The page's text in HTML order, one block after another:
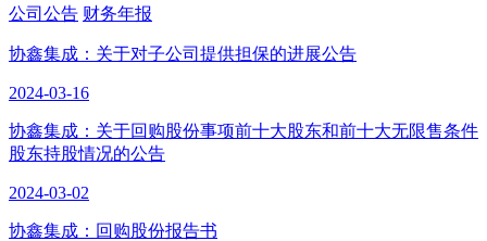
公司公告 财务年报
协鑫集成：关于对子公司提供担保的进展公告
2024-03-16
协鑫集成：关于回购股份事项前十大股东和前十大无限售条件
股东持股情况的公告
2024-03-02
协鑫集成：回购股份报告书